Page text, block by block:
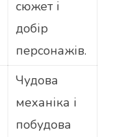
сюжет і
добір
персонажів.
Чудова
механіка і
побудова